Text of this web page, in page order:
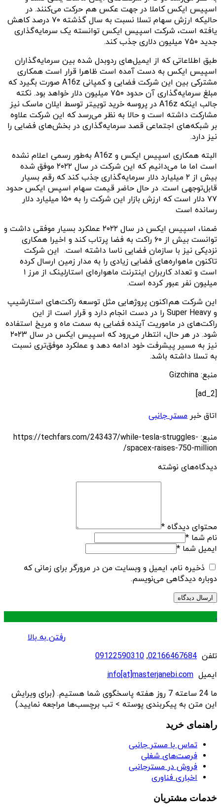
اسپیس ایکس کاملا در جهت عکس هم حرکت می‌کنند. در
حالیکه ارزش سهام تسلا نسبت به سال گذشته ۷۰ درصد کاهش
یافته است، شرکت اسپیس ایکس توانسته یک سرمایه‌گذاری
جدید ۷۵۰ میلیون دلاری جذب کند.
طبق اطلاعاتی که از ایمیل‌های ردوبدل شده بین سرمایه‌گذاران
اسپیس ایکس به دست آمده است ظاهرا قرار است همکاری
مشترکی بین این شرکت فضایی و ‌کمپانی A16z صورت بگیرد که
مبلغ سرمایه‌گذاری آن حدود ۷۵۰ میلیون دلار خواهد بود. نکته
جالب اینکه A16z در پروسه خرید توییتر توسط ایلان ماسک نیز
مشارکت داشته است و حالا به نظر می‌رسد که این شرکت علاوه
بر شبکه‌های اجتماعی قصد سرمایه‌گذاری در بخش‌های فضایی را
نیز دارد.
البته همکاری اسپیس ایکس و A16z به‌طور رسمی اعلام نشده
است اما ما می‌دانیم که این شرکت در سال ۲۰۲۲ موفق شده
بیش از ۲ میلیارد دلار سرمایه‌گذاری جذب کند که رقم بسیار
قابل‌توجهی است. در حال حاضر قیمت سهام اسپس ایکس حدود
۷۷ دلار است که ارزش بازار این شرکت را به ۱۵۰ میلیارد دلار
رسانده است
ضمنا، اسپیس ایکس در سال ۲۰۲۲ عملکرد بسیار موفقی داشت و
توانست بیش از ۶۰ راکت به فضا پرتاب کند و اخیرا همکاری
نزدیکی نیز با سازمان فضایی ناسا داشته است. این شرکت
تاکنون ماهواره‌های فضایی زیادی را به مدار زمین ارسال کرده
است و تعداد کاربران اینترنت ماهواره‌ای استارلینک از مرز ۱
میلیون نفر عبور کرده است. ‌
این شرکت هم‌اکنون پروژهایی مثل توسعه راکت‌های استارشیپ
و Super Heavy را در دست انجام دارد و قرار است از این
راکت‌های در ماموریت آینده فضایی به سمت ماه و‌ مریخ استفاده
شود. در هر حال، انتطار می‌رود که اسپیس ایکس در سال ۲۰۲۳
نیز به مسیر پیشرفت خود ادامه دهد و عملکرد موفق‌تری نسبت
به تسلا داشته باشد.
منبع: Gizchina
[ad_2]
اتاق خبر مستر جانبی
منبع: https://techfars.com/243437/while-tesla-struggles-
spacex-raises-750-million/
دیدگاه‌های نوشته
محتوای دیدگاه *
نام شما *
ایمیل شما *
ذخیره نام، ایمیل و وبسایت من در مرورگر برای زمانی که
دوباره دیدگاهی می‌نویسم.
.
رفتن به بالا
تلفن 02166467684
,
09122590310
ایمیل info[at]masterjanebi.com
ما 24 ساعته 7 روز هفته پاسخگوی شما هستیم. (برای ویرایش
این متن به پیکربندی پوسته > تب برچسب‌ها مراجعه نمایید.)
راهنمای خرید
تماس با مستر جانبی
فرصت‌های شغلی
فروش در مسترجانبی
اخباری فناوری
خدمات مشتریان